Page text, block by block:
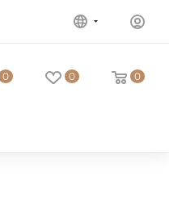
0 0 0